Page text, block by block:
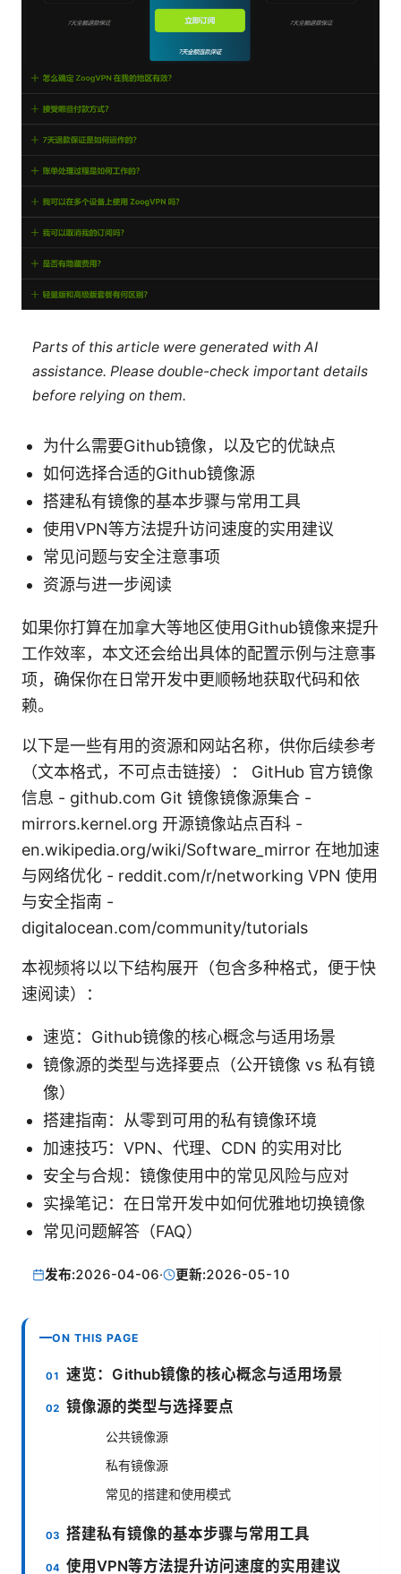
Parts of this article were generated with AI
assistance. Please double-check important details
before relying on them.
为什么需要Github镜像，以及它的优缺点
如何选择合适的Github镜像源
搭建私有镜像的基本步骤与常用工具
使用VPN等方法提升访问速度的实用建议
常见问题与安全注意事项
资源与进一步阅读
如果你打算在加拿大等地区使用Github镜像来提升
工作效率，本文还会给出具体的配置示例与注意事
项，确保你在日常开发中更顺畅地获取代码和依
赖。
以下是一些有用的资源和网站名称，供你后续参考
（文本格式，不可点击链接）： GitHub 官方镜像
信息 - github.com Git 镜像镜像源集合 -
mirrors.kernel.org 开源镜像站点百科 -
en.wikipedia.org/wiki/Software_mirror 在地加速
与网络优化 - reddit.com/r/networking VPN 使用
与安全指南 -
digitalocean.com/community/tutorials
本视频将以以下结构展开（包含多种格式，便于快
速阅读）：
速览：Github镜像的核心概念与适用场景
镜像源的类型与选择要点（公开镜像 vs 私有镜
像）
搭建指南：从零到可用的私有镜像环境
加速技巧：VPN、代理、CDN 的实用对比
安全与合规：镜像使用中的常见风险与应对
实操笔记：在日常开发中如何优雅地切换镜像
常见问题解答（FAQ）
发布:2026-04-06· 更新:2026-05-10
ON THIS PAGE
速览：Github镜像的核心概念与适用场景
镜像源的类型与选择要点
公共镜像源
私有镜像源
常见的搭建和使用模式
搭建私有镜像的基本步骤与常用工具
使用VPN等方法提升访问速度的实用建议